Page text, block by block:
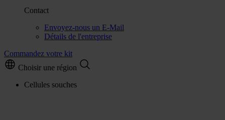
Contact
Envoyez-nous un E-Mail
Détails de l'entreprise
Commandez votre kit
Choisir une région
Cellules souches